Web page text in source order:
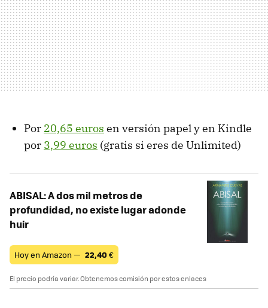
Por 20,65 euros en versión papel y en Kindle
por 3,99 euros (gratis si eres de Unlimited)
ABISAL: A dos mil metros de
profundidad, no existe lugar adonde
huir
Hoy en Amazon — 22,40€
El precio podría variar. Obtenemos comisión por estos enlaces